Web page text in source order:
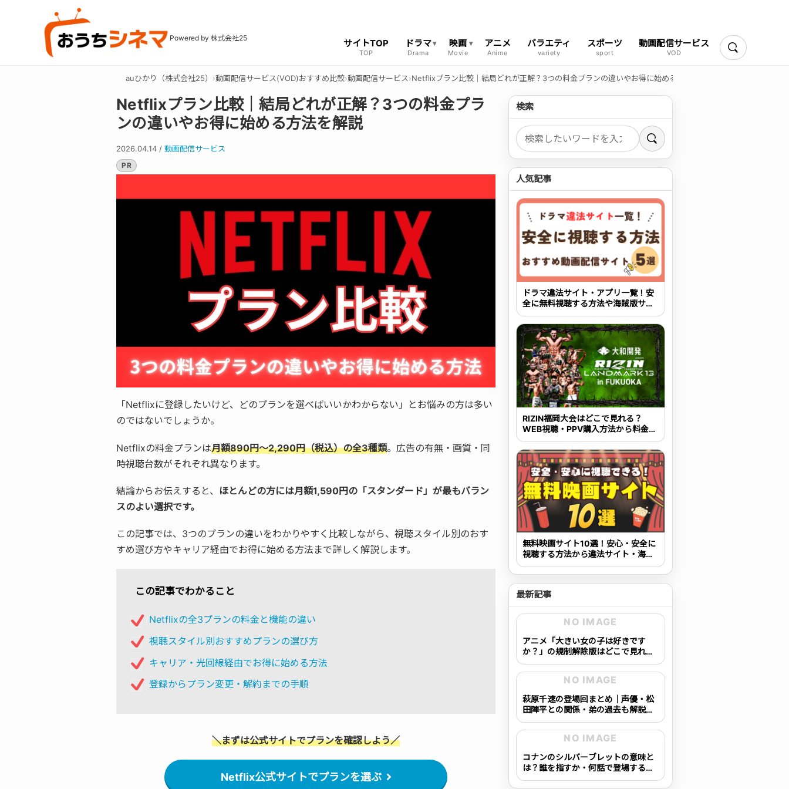
Powered by 株式会社25 サイトTOP ドラマ 映画 アニメ バラエティ スポーツ 動画配信サービス
検索
auひかり（株式会社25） ›動画配信サービス(VOD)おすすめ比較›動画配信サービス›Netflixプラン比較｜結局どれが正解？3つの料金プランの違いやお得に始める方法を解説
Netflixプラン比較｜結局どれが正解？3つの料金プラ
ンの違いやお得に始める方法を解説
2026.04.14 / 動画配信サービス
PR
「Netflixに登録したいけど、どのプランを選べばいいかわからない」とお悩みの方は多い
のではないでしょうか。
Netflixの料金プランは月額890円〜2,290円（税込）の全3種類。広告の有無・画質・同
時視聴台数がそれぞれ異なります。
結論からお伝えすると、 ほとんどの方には月額1,590円の「スタンダード」が最もバラン
スのよい選択です。
この記事では、3つのプランの違いをわかりやすく比較しながら、視聴スタイル別のおす
すめ選び方やキャリア経由でお得に始める方法まで詳しく解説します。
この記事でわかること
Netflixの全3プランの料金と機能の違い
視聴スタイル別おすすめプランの選び方
キャリア・光回線経由でお得に始める方法
登録からプラン変更・解約までの手順
＼まずは公式サイトでプランを確認しよう／
Netflix公式サイトでプランを選ぶ
検索
検索
人気記事
ドラマ違法サイト・アプリ一覧！安
全に無料視聴する方法や海賊版サイ
トの危険性を解説
RIZIN福岡大会はどこで見れる？
WEB視聴・PPV購入方法から料金・
大会概要まで解説【2026年最新】
無料映画サイト10選！安心・安全に
視聴する方法から違法サイト・海賊
版の見分け方も解説
最新記事
NO IMAGE
アニメ「大きい女の子は好きです
か？」の規制解除版はどこで見れ
る？配信状況を確認！
NO IMAGE
萩原千速の登場回まとめ｜声優・松
田陣平との関係・弟の過去も解説
【コナン】
NO IMAGE
コナンのシルバーブレットの意味と
は？誰を指すか・何話で登場するか
を完全解説